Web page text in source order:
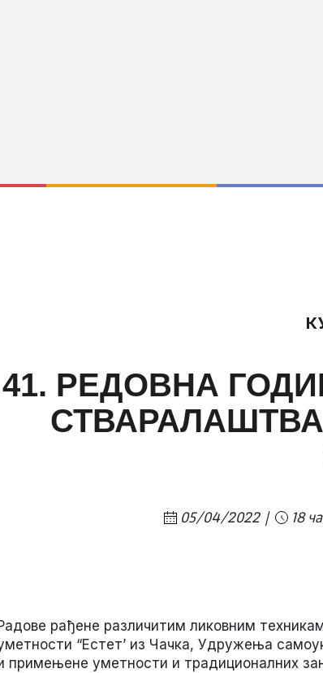
41. РЕДОВНА
05/04/2022 18
рађене различитим ликовним
“Естет’ из Чачка, Удружења
примењене уметности и традиционалних